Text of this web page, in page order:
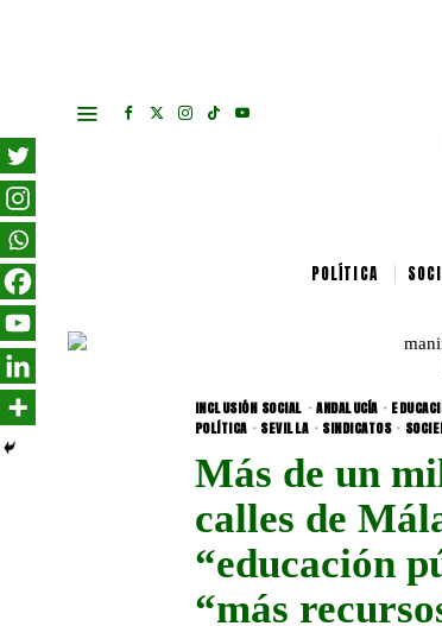
POLÍTICA
INCLUSIÓN SOCIAL · ANDALUCÍA ·
POLÍTICA · SEVILLA · SINDICATOS ·
Más de un
calles de
“educación
“más